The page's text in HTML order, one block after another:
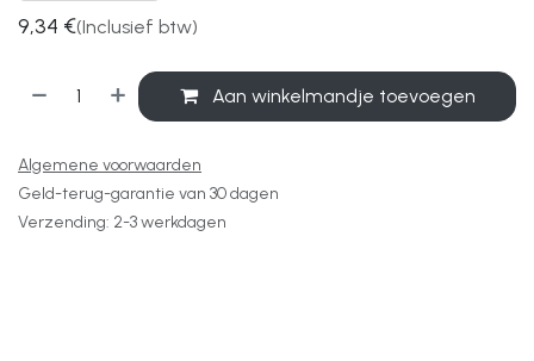
9,34 €(Inclusief btw)
Aan winkelmandje toevoegen
Algemene voorwaarden
Geld-terug-garantie van 30 dagen
Verzending: 2-3 werkdagen